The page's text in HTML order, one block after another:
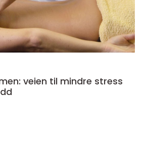
veien til mindre stress